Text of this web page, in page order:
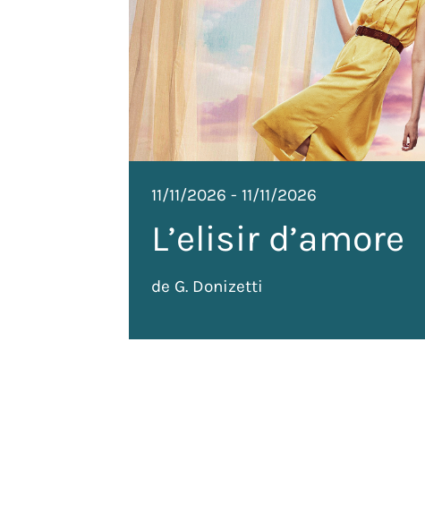
11/11/2026 - 11/11/2026
L’elisir d’amore
de G. Donizetti